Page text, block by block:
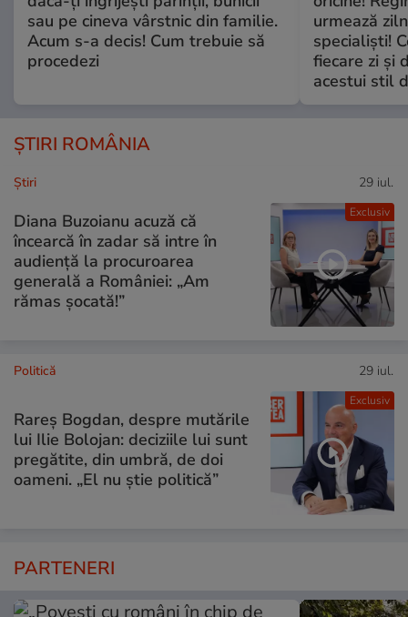
sau pe cineva vârstnic din familie.
Acum s-a decis! Cum trebuie să
procedezi
urmează
specialiști!
fiecare zi și
acestui stil
ȘTIRI ROMÂNIA
Exclusiv
Ştiri 29 iul.
Diana Buzoianu acuză că
încearcă în zadar să intre în
audiență la procuroarea
generală a României: „Am
rămas șocată!”
Exclusiv
Politică 29 iul.
Rareș Bogdan, despre mutările
lui Ilie Bolojan: deciziile lui sunt
pregătite, din umbră, de doi
oameni. „El nu știe politică”
PARTENERI